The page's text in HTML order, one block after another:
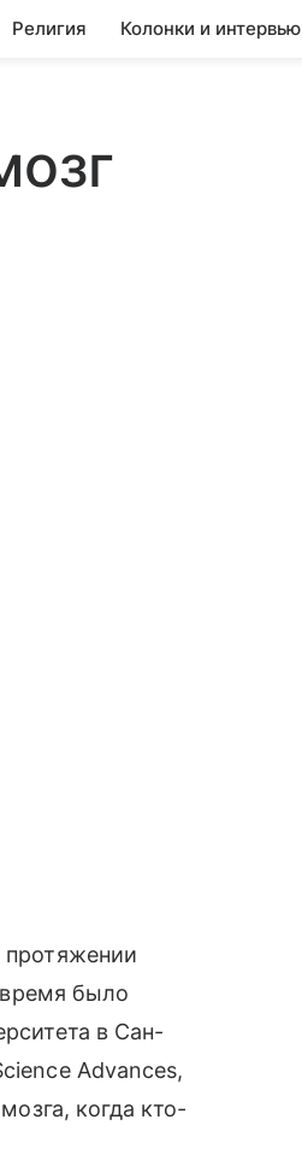
Религия Колонки и интервью
протяжении
время было
в Сан-
Advances,
когда кто-